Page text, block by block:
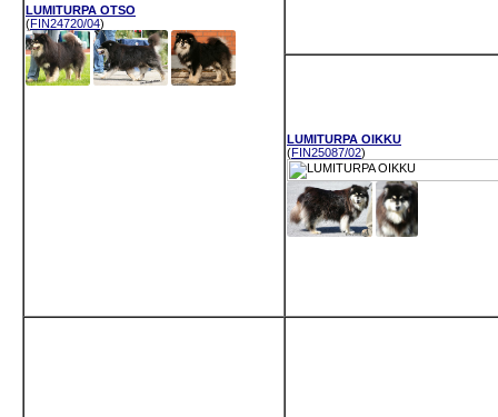
LUMITURPA OTSO
(FIN24720/04)
LUMITURPA OIKKU
(FIN25087/02)